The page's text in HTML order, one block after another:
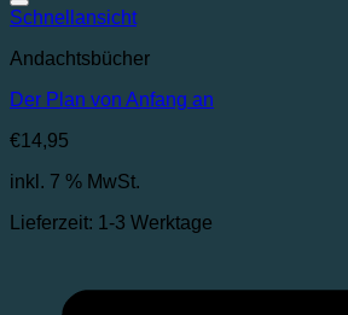
Schnellansicht
Andachtsbücher
Der Plan von Anfang an
€14,95
inkl. 7 % MwSt.
Lieferzeit: 1-3 Werktage